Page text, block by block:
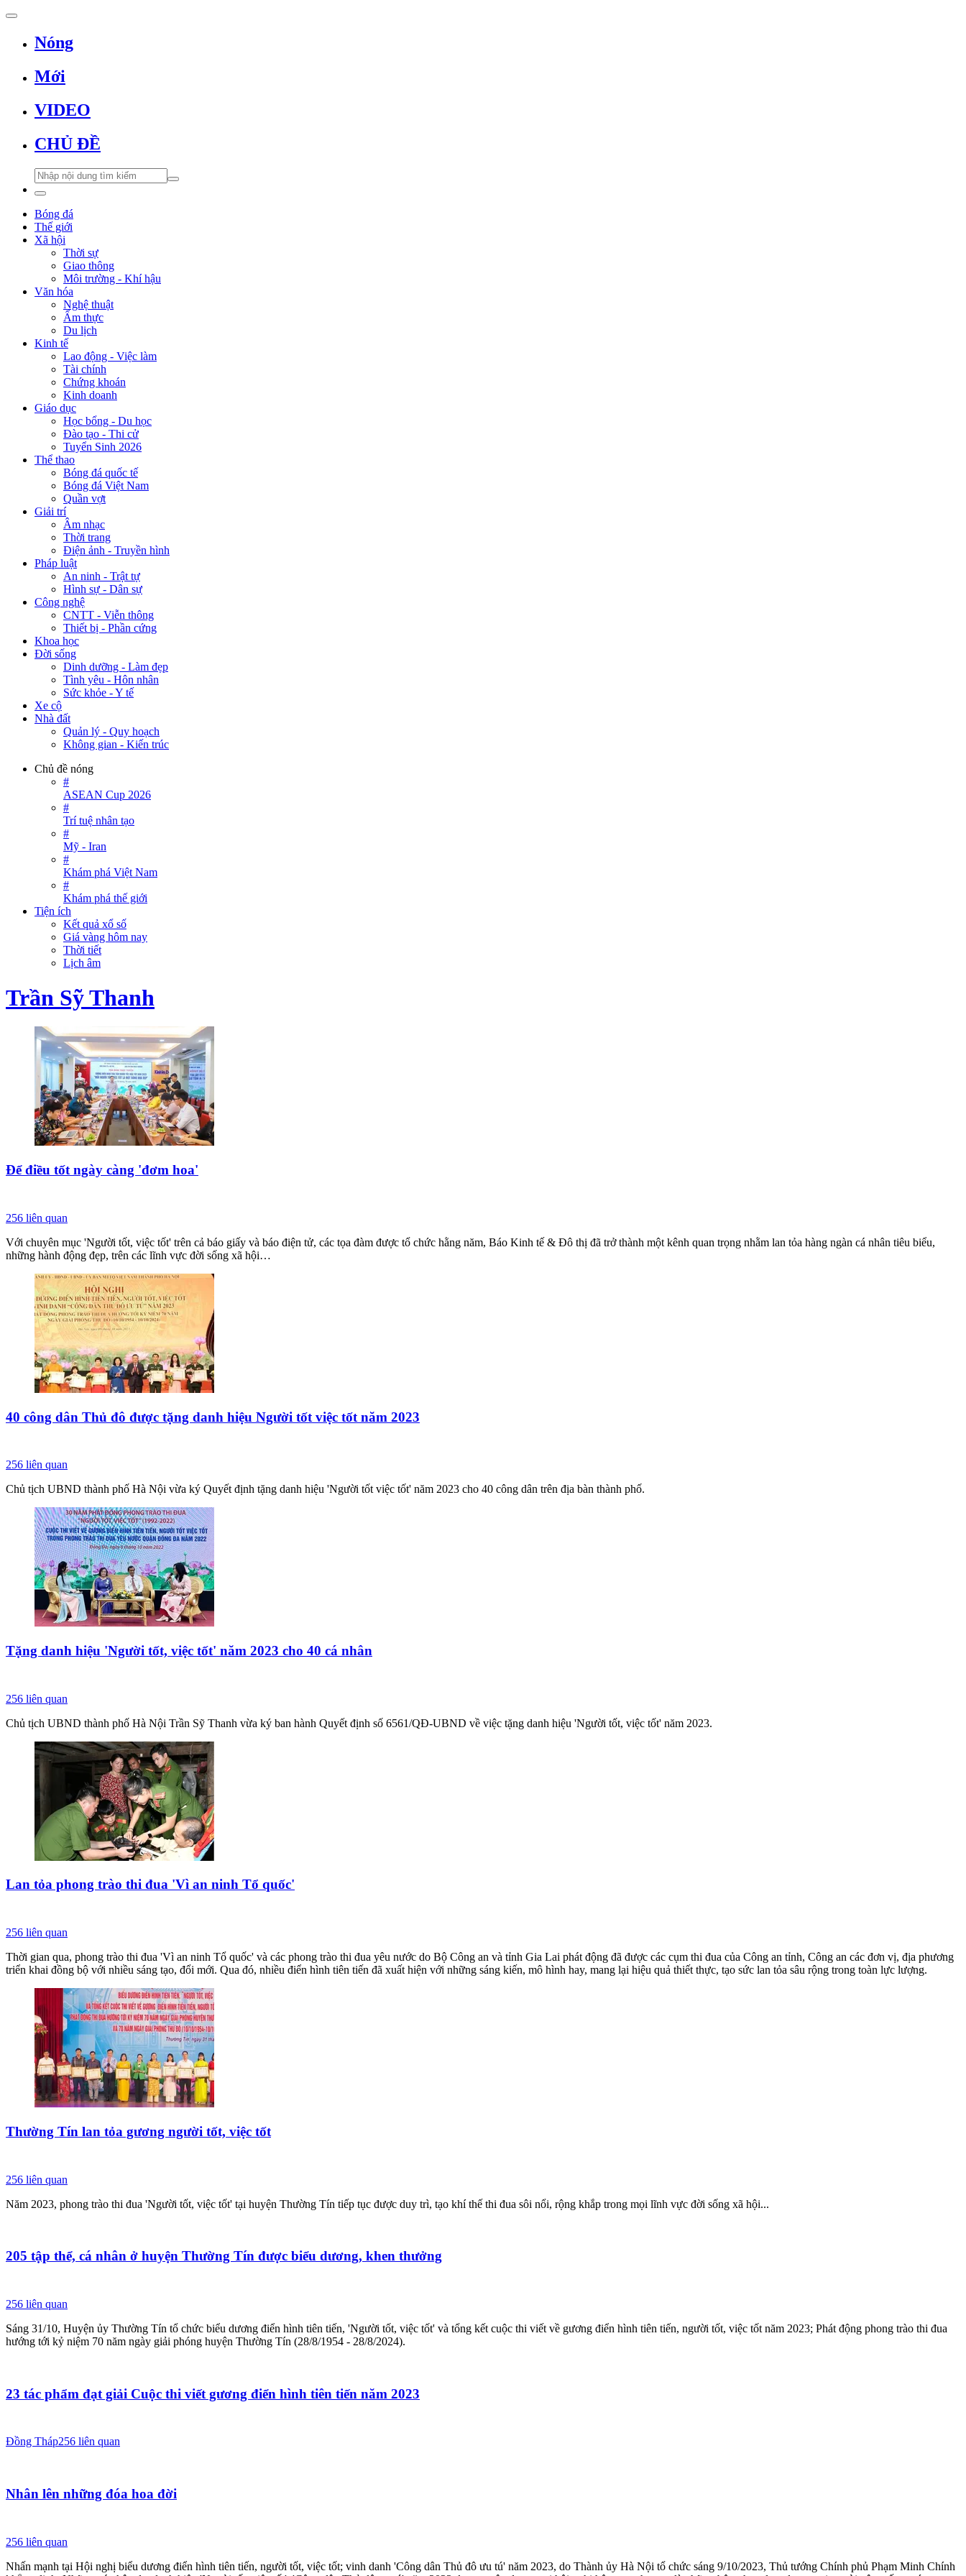
Nóng
Mới
VIDEO
CHỦ ĐỀ
Bóng đá
Thế giới
Xã hội
Thời sự
Giao thông
Môi trường - Khí hậu
Văn hóa
Nghệ thuật
Ẩm thực
Du lịch
Kinh tế
Lao động - Việc làm
Tài chính
Chứng khoán
Kinh doanh
Giáo dục
Học bổng - Du học
Đào tạo - Thi cử
Tuyển Sinh 2026
Thể thao
Bóng đá quốc tế
Bóng đá Việt Nam
Quần vợt
Giải trí
Âm nhạc
Thời trang
Điện ảnh - Truyền hình
Pháp luật
An ninh - Trật tự
Hình sự - Dân sự
Công nghệ
CNTT - Viễn thông
Thiết bị - Phần cứng
Khoa học
Đời sống
Dinh dưỡng - Làm đẹp
Tình yêu - Hôn nhân
Sức khỏe - Y tế
Xe cộ
Nhà đất
Quản lý - Quy hoạch
Không gian - Kiến trúc
Chủ đề nóng
#
ASEAN Cup 2026
#
Trí tuệ nhân tạo
#
Mỹ - Iran
#
Khám phá Việt Nam
#
Khám phá thế giới
Tiện ích
Kết quả xổ số
Giá vàng hôm nay
Thời tiết
Lịch âm
Trần Sỹ Thanh
Để điều tốt ngày càng 'đơm hoa'
256 liên quan
Với chuyên mục 'Người tốt, việc tốt' trên cả báo giấy và báo điện tử, các tọa đàm được tổ chức hằng năm, Báo Kinh tế & Đô thị đã trở thành một kênh quan trọng nhằm lan tỏa hàng ngàn cá nhân tiêu biểu,
những hành động đẹp, trên các lĩnh vực đời sống xã hội…
40 công dân Thủ đô được tặng danh hiệu Người tốt việc tốt năm 2023
256 liên quan
Chủ tịch UBND thành phố Hà Nội vừa ký Quyết định tặng danh hiệu 'Người tốt việc tốt' năm 2023 cho 40 công dân trên địa bàn thành phố.
Tặng danh hiệu 'Người tốt, việc tốt' năm 2023 cho 40 cá nhân
256 liên quan
Chủ tịch UBND thành phố Hà Nội Trần Sỹ Thanh vừa ký ban hành Quyết định số 6561/QĐ-UBND về việc tặng danh hiệu 'Người tốt, việc tốt' năm 2023.
Lan tỏa phong trào thi đua 'Vì an ninh Tổ quốc'
256 liên quan
Thời gian qua, phong trào thi đua 'Vì an ninh Tổ quốc' và các phong trào thi đua yêu nước do Bộ Công an và tỉnh Gia Lai phát động đã được các cụm thi đua của Công an tỉnh, Công an các đơn vị, địa phương
triển khai đồng bộ với nhiều sáng tạo, đổi mới. Qua đó, nhiều điển hình tiên tiến đã xuất hiện với những sáng kiến, mô hình hay, mang lại hiệu quả thiết thực, tạo sức lan tỏa sâu rộng trong toàn lực lượng.
Thường Tín lan tỏa gương người tốt, việc tốt
256 liên quan
Năm 2023, phong trào thi đua 'Người tốt, việc tốt' tại huyện Thường Tín tiếp tục được duy trì, tạo khí thế thi đua sôi nổi, rộng khắp trong mọi lĩnh vực đời sống xã hội...
205 tập thể, cá nhân ở huyện Thường Tín được biểu dương, khen thưởng
256 liên quan
Sáng 31/10, Huyện ủy Thường Tín tổ chức biểu dương điển hình tiên tiến, 'Người tốt, việc tốt' và tổng kết cuộc thi viết về gương điển hình tiên tiến, người tốt, việc tốt năm 2023; Phát động phong trào thi đua
hướng tới kỷ niệm 70 năm ngày giải phóng huyện Thường Tín (28/8/1954 - 28/8/2024).
23 tác phẩm đạt giải Cuộc thi viết gương điển hình tiên tiến năm 2023
Đồng Tháp256 liên quan
Nhân lên những đóa hoa đời
256 liên quan
Nhấn mạnh tại Hội nghị biểu dương điển hình tiên tiến, người tốt, việc tốt; vinh danh 'Công dân Thủ đô ưu tú' năm 2023, do Thành ủy Hà Nội tổ chức sáng 9/10/2023, Thủ tướng Chính phủ Phạm Minh Chính